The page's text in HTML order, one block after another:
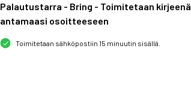
Palautustarra - Bring - Toimitetaan kirjeenä
antamaasi osoitteeseen
Toimitetaan sähköpostiin 15 minuutin sisällä.